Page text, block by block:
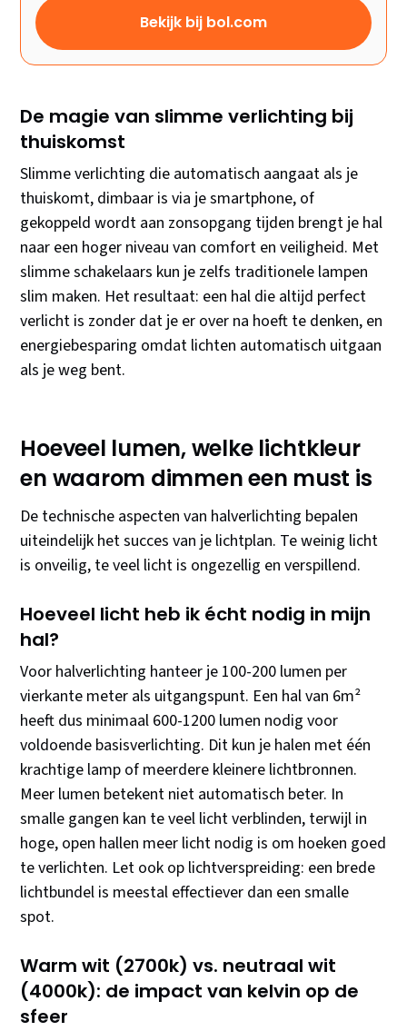
Bekijk bij bol.com
De magie van slimme verlichting bij
thuiskomst
Slimme verlichting die automatisch aangaat als je
thuiskomt, dimbaar is via je smartphone, of
gekoppeld wordt aan zonsopgang tijden brengt je hal
naar een hoger niveau van comfort en veiligheid. Met
slimme schakelaars kun je zelfs traditionele lampen
slim maken. Het resultaat: een hal die altijd perfect
verlicht is zonder dat je er over na hoeft te denken, en
energiebesparing omdat lichten automatisch uitgaan
als je weg bent.
Hoeveel lumen, welke lichtkleur
en waarom dimmen een must is
De technische aspecten van halverlichting bepalen
uiteindelijk het succes van je lichtplan. Te weinig licht
is onveilig, te veel licht is ongezellig en verspillend.
Hoeveel licht heb ik écht nodig in mijn
hal?
Voor halverlichting hanteer je 100-200 lumen per
vierkante meter als uitgangspunt. Een hal van 6m²
heeft dus minimaal 600-1200 lumen nodig voor
voldoende basisverlichting. Dit kun je halen met één
krachtige lamp of meerdere kleinere lichtbronnen.
Meer lumen betekent niet automatisch beter. In
smalle gangen kan te veel licht verblinden, terwijl in
hoge, open hallen meer licht nodig is om hoeken goed
te verlichten. Let ook op lichtverspreiding: een brede
lichtbundel is meestal effectiever dan een smalle
spot.
Warm wit (2700k) vs. neutraal wit
(4000k): de impact van kelvin op de
sfeer